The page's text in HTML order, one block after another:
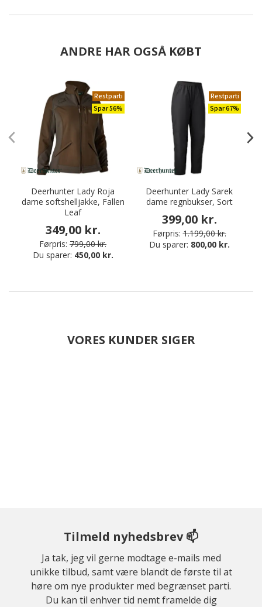
ANDRE HAR OGSÅ KØBT
Restparti
Spar 56%
Deerhunter Lady Roja
dame softshelljakke, Fallen
Leaf
349,00 kr.
Førpris: 799,00 kr.
Du sparer: 450,00 kr.
Restparti
Spar 67%
Deerhunter Lady Sarek
dame regnbukser, Sort
399,00 kr.
Førpris: 1.199,00 kr.
Du sparer: 800,00 kr.
VORES KUNDER SIGER
Tilmeld nyhedsbrev 📫
Ja tak, jeg vil gerne modtage e-mails med
unikke tilbud, samt være blandt de første til at
høre om nye produkter med begrænset parti.
Du kan til enhver tid nemt framelde dig